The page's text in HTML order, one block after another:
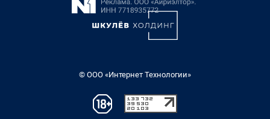
© ООО «Интернет Технологии»